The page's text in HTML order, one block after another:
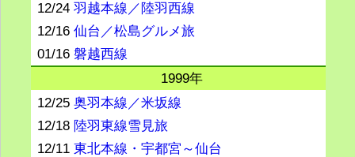
12/24羽越本線／陸羽西線
12/16仙台／松島グルメ旅
01/16磐越西線
1999年
12/25奥羽本線／米坂線
12/18 陸羽東線雪見旅
12/11東北本線・宇都宮～仙台